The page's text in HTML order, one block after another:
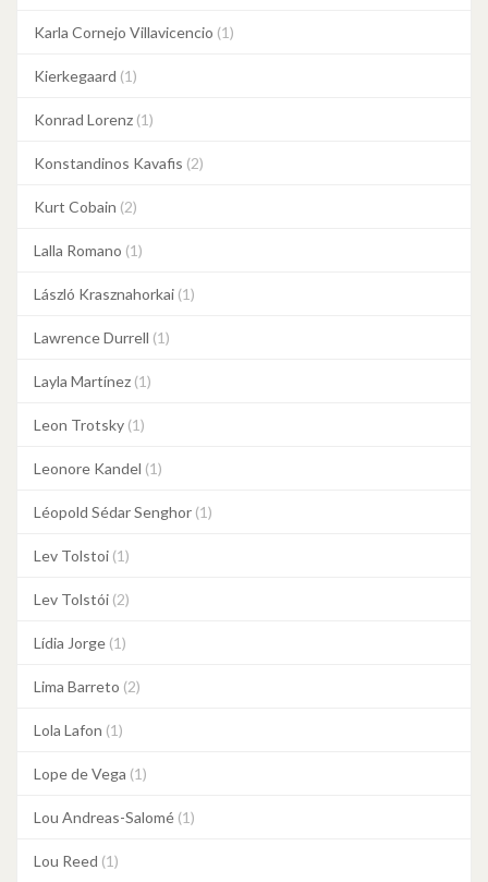
Karla Cornejo Villavicencio (1)
Kierkegaard (1)
Konrad Lorenz (1)
Konstandinos Kavafis (2)
Kurt Cobain (2)
Lalla Romano (1)
László Krasznahorkai (1)
Lawrence Durrell (1)
Layla Martínez (1)
Leon Trotsky (1)
Leonore Kandel (1)
Léopold Sédar Senghor (1)
Lev Tolstoi (1)
Lev Tolstói (2)
Lídia Jorge (1)
Lima Barreto (2)
Lola Lafon (1)
Lope de Vega (1)
Lou Andreas-Salomé (1)
Lou Reed (1)